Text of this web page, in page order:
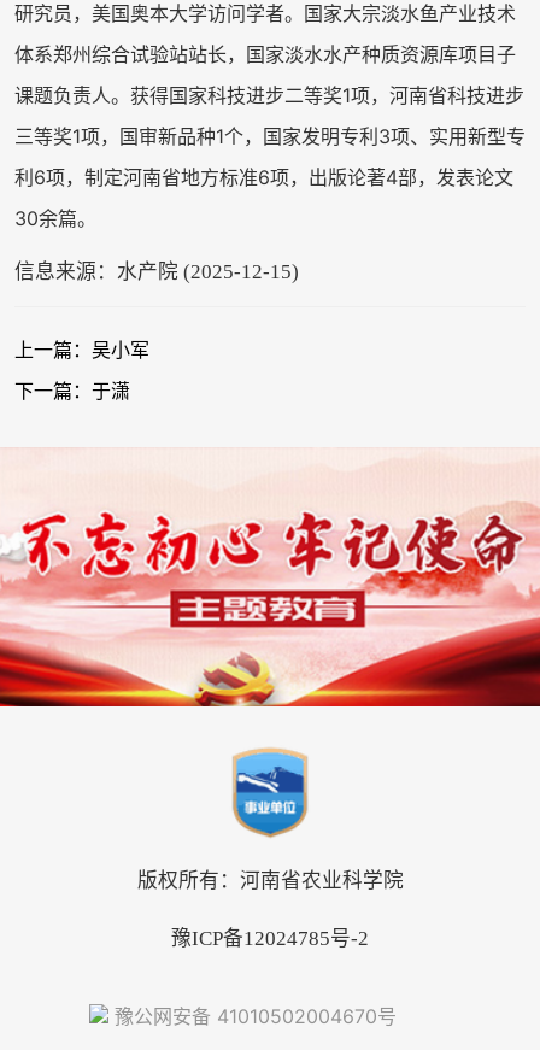
研究员，美国奥本大学访问学者。国家大宗淡水鱼产业技术
体系郑州综合试验站站长，国家淡水水产种质资源库项目子
课题负责人。获得国家科技进步二等奖1项，河南省科技进步
三等奖1项，国审新品种1个，国家发明专利3项、实用新型专
利6项，制定河南省地方标准6项，出版论著4部，发表论文
30余篇。
信息来源：水产院 (2025-12-15)
上一篇：吴小军
下一篇：于潇
版权所有：河南省农业科学院
豫ICP备12024785号-2
豫公网安备 41010502004670号